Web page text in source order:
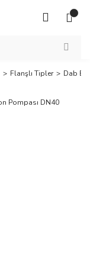
Flanşlı Tipler Dab